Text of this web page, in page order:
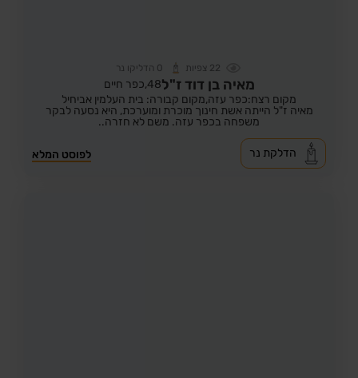
22 צפיות 0 הדליקו נר
מאיה בן דוד ז"ל48, כפר חיים
מקום רצח:כפר עזה,מקום קבורה: בית העלמין אביחיל
מאיה ז"ל הייתה אשת חינוך מוכרת ומוערכת, היא נסעה לבקר
משפחה בכפר עזה. משם לא חזרה..
לפוסט המלא הדלקת נר